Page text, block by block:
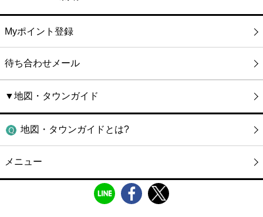
Myポイント登録
待ち合わせメール
▼地図・タウンガイド
地図・タウンガイドとは?
メニュー